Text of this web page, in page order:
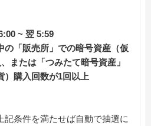
~ 翌 5:59
「販売所」での暗号資産（仮
または「つみたて暗号資産」
）購入回数が1回以上
記条件を満たせば自動で抽選に